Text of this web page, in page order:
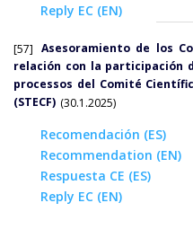
Reply EC (EN)
[57] Asesoramiento de los
relación con la participación
processos del Comité
(STECF) (30.1.2025)
Recomendación (ES)
Recommendation (EN)
Respuesta CE (ES)
Reply EC (EN)